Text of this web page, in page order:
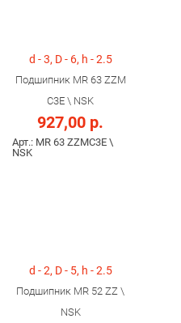
d - 3, D - 6, h - 2.5
Подшипник MR 63 ZZM
C3E \ NSK
927,00 р.
Арт.: MR 63 ZZMC3E \
NSK
d - 2, D - 5, h - 2.5
Подшипник MR 52 ZZ \
NSK